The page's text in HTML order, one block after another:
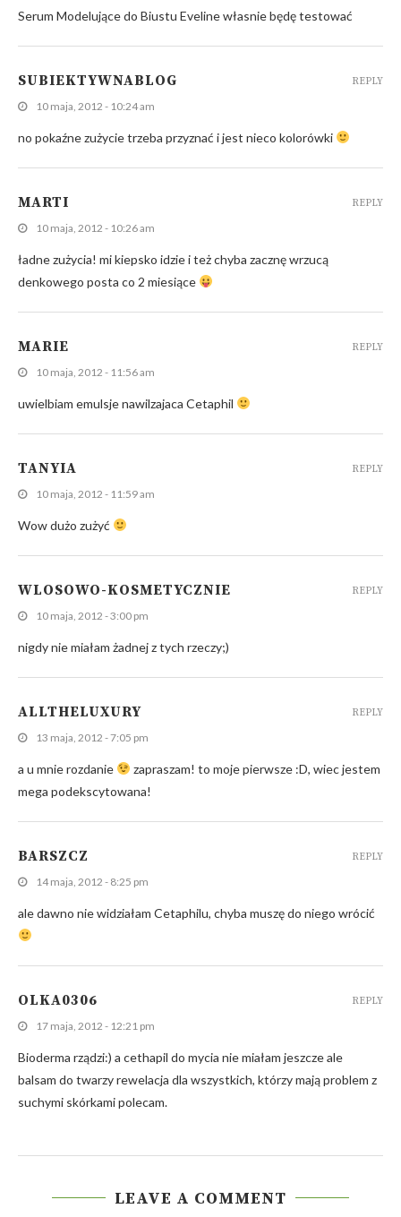
Serum Modelujące do Biustu Eveline własnie będę testować
SUBIEKTYWNABLOG
10 maja, 2012 - 10:24 am
no pokaźne zużycie trzeba przyznać i jest nieco kolorówki
REPLY
MARTI
10 maja, 2012 - 10:26 am
ładne zużycia! mi kiepsko idzie i też chyba zacznę wrzucą
denkowego posta co 2 miesiące
REPLY
MARIE
10 maja, 2012 - 11:56 am
uwielbiam emulsje nawilzajaca Cetaphil
REPLY
TANYIA
10 maja, 2012 - 11:59 am
Wow dużo zużyć
REPLY
WLOSOWO-KOSMETYCZNIE
10 maja, 2012 - 3:00 pm
nigdy nie miałam żadnej z tych rzeczy;)
REPLY
ALLTHELUXURY
13 maja, 2012 - 7:05 pm
a u mnie rozdanie
zapraszam! to moje pierwsze :D, wiec jestem
mega podekscytowana!
REPLY
BARSZCZ
14 maja, 2012 - 8:25 pm
ale dawno nie widziałam Cetaphilu, chyba muszę do niego wrócić
REPLY
OLKA0306
17 maja, 2012 - 12:21 pm
Bioderma rządzi:) a cethapil do mycia nie miałam jeszcze ale
balsam do twarzy rewelacja dla wszystkich, którzy mają problem z
suchymi skórkami polecam.
REPLY
LEAVE A COMMENT